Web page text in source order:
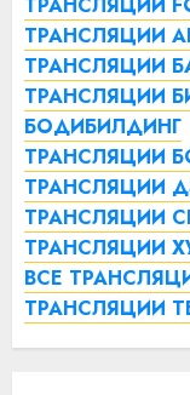
ТРАНСЛЯЦИИ
ТРАНСЛЯЦИИ
ТРАНСЛЯЦИИ
БОДИБИЛДИНГ
ТРАНСЛЯЦИИ
ТРАНСЛЯЦИИ
ТРАНСЛЯЦИИ
ТРАНСЛЯЦИИ
ВСЕ
ТРАНСЛЯЦИИ